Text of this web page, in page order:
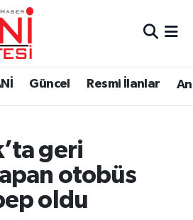
Güncel Resmi İlanlar
geri
otobüs
oldu
Haritası
Durumu ve Fikstür